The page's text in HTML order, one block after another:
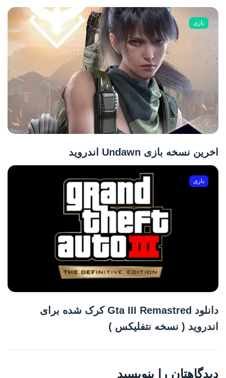
بازی
اخرین نسخه بازی Undawn اندروید
بازی
دانلود Gta III Remastred کرک شده برای
اندروید ( نسخه نتفلیکس )
دیدگاهتان را بنویسید